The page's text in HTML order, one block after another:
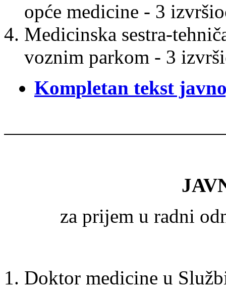
opće medicine - 3
Medicinska sestra-
voznim parkom - 3
Kompletan tekst
za prijem u radni
Doktor medicine u